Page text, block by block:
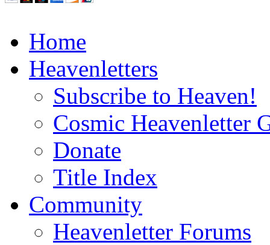
Home
Heavenletters
Subscribe to Heaven!
Cosmic Heavenletter
Donate
Title Index
Community
Heavenletter Forums